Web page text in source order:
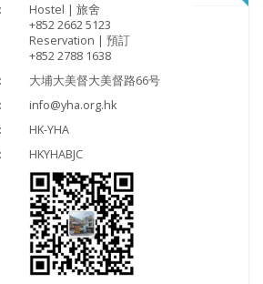
:
Hostel | 旅舍
+852 2662 5123
Reservation | 預訂
+852 2788 1638
:
大埔大美督大美督路66号
:
info@yha.org.hk
:
HK-YHA
: HKYHABJC